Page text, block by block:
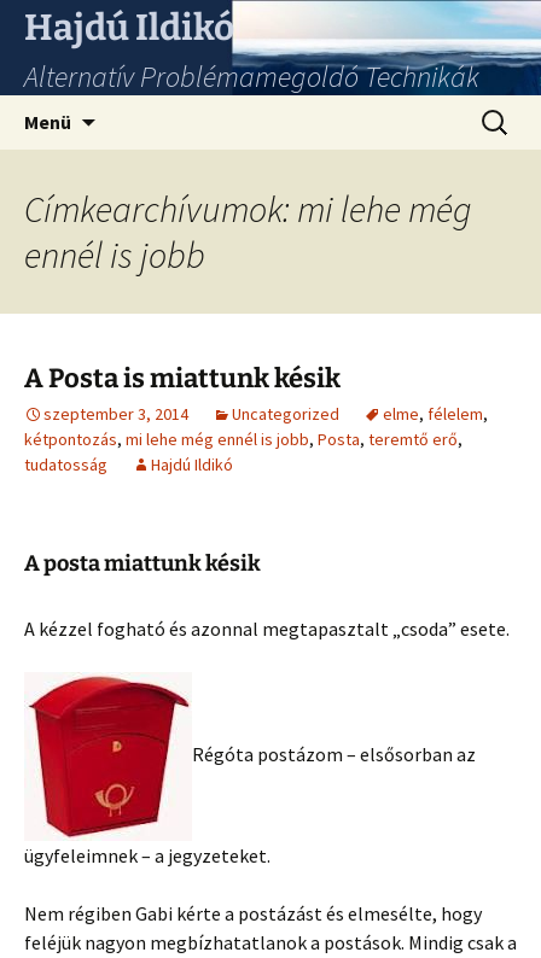
Hajdú Ildikó
Alternatív Problémamegoldó Technikák
Menü
Címkearchívumok: mi lehe még
ennél is jobb
A Posta is miattunk késik
szeptember 3, 2014 Uncategorized elme, félelem,
kétpontozás, mi lehe még ennél is jobb, Posta, teremtő erő,
tudatosság
Hajdú Ildikó
A posta miattunk késik
A kézzel fogható és azonnal megtapasztalt „csoda” esete.
Régóta postázom – elsősorban az
ügyfeleimnek – a jegyzeteket.
Nem régiben Gabi kérte a postázást és elmesélte, hogy
feléjük nagyon megbízhatatlanok a postások. Mindig csak a